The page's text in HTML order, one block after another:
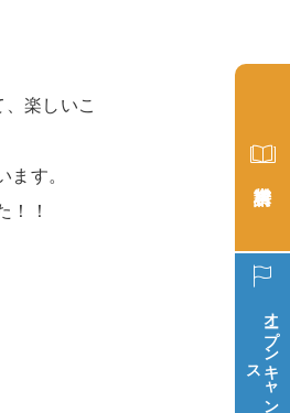
楽しいこ
す。
！！
オープン
キ
ャ
ン
パ
ス